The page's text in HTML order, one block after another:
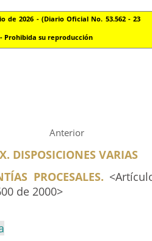
de 2026 - (Diario Oficial No. 53.562 - 23
Prohibida su reproducción
Anterior
DISPOSICIONES VARIAS
PROCESALES.
de 2000>